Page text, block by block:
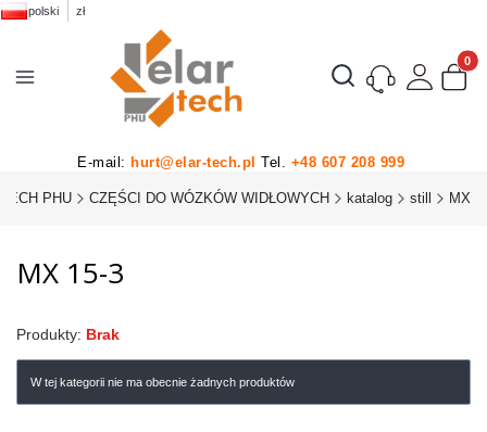
polski zł
Otwórz wyszukiwarkę
E-mail: hurt@elar-tech.pl Tel. +48 607 208 999
PHU CZĘŚCI DO WÓZKÓW WIDŁOWYCH katalog still MX
MX 15-3
Produkty: Brak
W tej kategorii nie ma obecnie żadnych produktów